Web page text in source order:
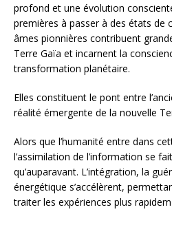
profond et une évolution
premières à passer à des états de
âmes pionnières contribuent
Terre Gaïa et incarnent la
transformation planétaire.
Elles constituent le pont entre
réalité émergente de la nouvelle
Alors que l’humanité entre dans
l’assimilation de l’information se
qu’auparavant. L’intégration, la
énergétique s’accélèrent,
traiter les expériences plus